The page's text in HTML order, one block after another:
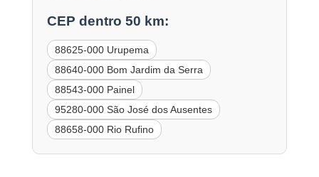
CEP dentro 50 km:
88625-000 Urupema
88640-000 Bom Jardim da Serra
88543-000 Painel
95280-000 São José dos Ausentes
88658-000 Rio Rufino